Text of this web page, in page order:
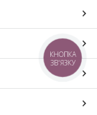
КНОПКА
ЗВ'ЯЗКУ